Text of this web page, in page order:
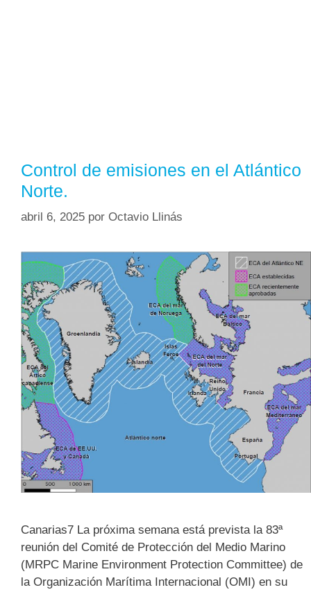
Control de emisiones en el Atlántico
Norte.
abril 6, 2025 por Octavio Llinás
Canarias7 La próxima semana está prevista la 83ª
reunión del Comité de Protección del Medio Marino
(MRPC Marine Environment Protection Committee) de
la Organización Marítima Internacional (OMI) en su